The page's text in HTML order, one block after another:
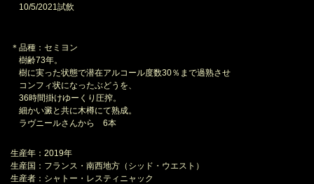
10/5/2021試飲
＊品種：セミヨン
樹齢73年。
樹に実った状態で潜在アルコール度数30％まで過熟させ
コンフィ状になったぶどうを、
36時間掛けゆーくり圧搾。
細かい澱と共に木樽にて熟成。
ラヴニールさんから 6本
生産年：2019年
生産国：フランス・南西地方（シッド・ウエスト）
生産者：シャトー・レスティニャック